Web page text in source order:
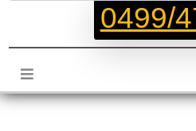
0499/